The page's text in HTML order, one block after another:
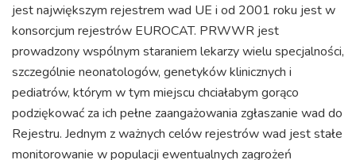
jest największym rejestrem wad UE i od 2001 roku jest w
konsorcjum rejestrów EUROCAT. PRWWR jest
prowadzony wspólnym staraniem lekarzy wielu specjalności,
szczególnie neonatologów, genetyków klinicznych i
pediatrów, którym w tym miejscu chciałabym gorąco
podziękować za ich pełne zaangażowania zgłaszanie wad do
Rejestru. Jednym z ważnych celów rejestrów wad jest stałe
monitorowanie w populacji ewentualnych zagrożeń